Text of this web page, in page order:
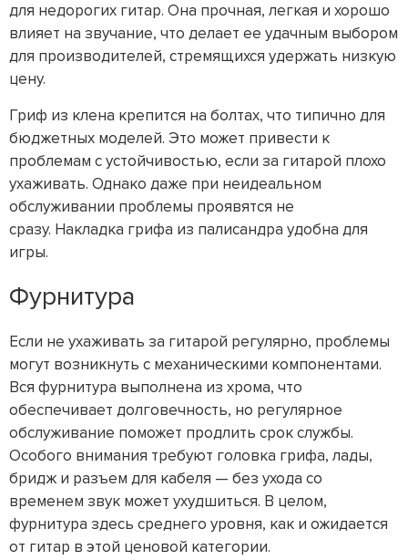
для недорогих гитар. Она прочная, легкая и хорошо
влияет на звучание, что делает ее удачным выбором
для производителей, стремящихся удержать низкую
цену.
Гриф из клена крепится на болтах, что типично для
бюджетных моделей. Это может привести к
проблемам с устойчивостью, если за гитарой плохо
ухаживать. Однако даже при неидеальном
обслуживании проблемы проявятся не
сразу. Накладка грифа из палисандра удобна для
игры.
Фурнитура
Если не ухаживать за гитарой регулярно, проблемы
могут возникнуть с механическими компонентами.
Вся фурнитура выполнена из хрома, что
обеспечивает долговечность, но регулярное
обслуживание поможет продлить срок службы.
Особого внимания требуют головка грифа, лады,
бридж и разъем для кабеля — без ухода со
временем звук может ухудшиться. В целом,
фурнитура здесь среднего уровня, как и ожидается
от гитар в этой ценовой категории.